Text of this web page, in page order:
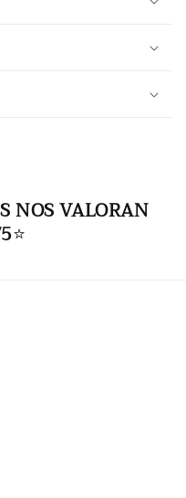
NOS VALORAN
⭐